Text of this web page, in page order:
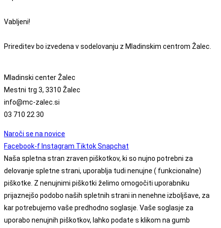
Vabljeni!
Prireditev bo izvedena v sodelovanju z Mladinskim centrom Žalec.
Mladinski center Žalec
Mestni trg 3, 3310 Žalec
info@mc-zalec.si
03 710 22 30
Naroči se na novice
Facebook-f Instagram TiktokSnapchat
Naša spletna stran zraven piškotkov, ki so nujno potrebni za
delovanje spletne strani, uporablja tudi nenujne ( funkcionalne)
piškotke. Z nenujnimi piškotki želimo omogočiti uporabniku
prijaznejšo podobo naših spletnih strani in nenehne izboljšave, za
kar potrebujemo vaše predhodno soglasje. Vaše soglasje za
uporabo nenujnih piškotkov, lahko podate s klikom na gumb